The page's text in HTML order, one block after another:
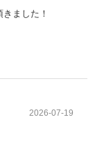
ました！
2026-07-19